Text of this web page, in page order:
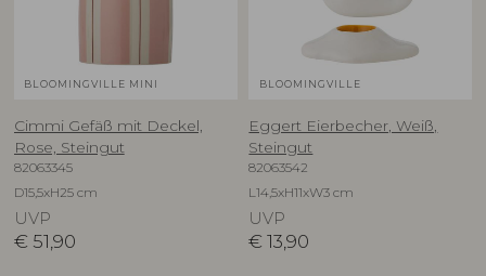
BLOOMINGVILLE MINI
Cimmi Gefäß mit Deckel,
Rose, Steingut
82063345
D15,5xH25 cm
UVP
€ 51,90
BLOOMINGVILLE
Eggert Eierbecher, Weiß,
Steingut
82063542
L14,5xH11xW3 cm
UVP
€ 13,90